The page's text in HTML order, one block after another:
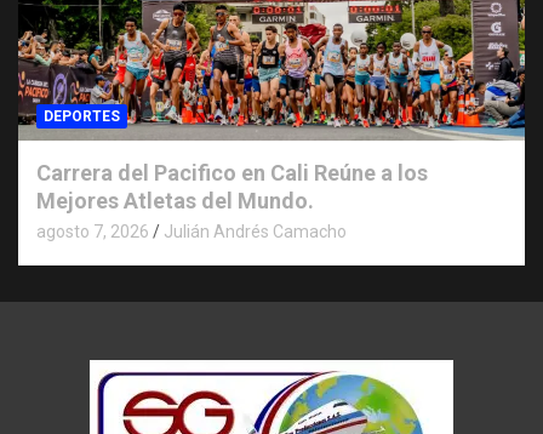
DEPORTES
Carrera del Pacifico en Cali Reúne a los
Mejores Atletas del Mundo.
agosto 7, 2026 Julián Andrés Camacho